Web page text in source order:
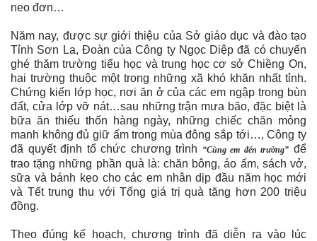
neo đơn…
Năm nay, được sự giới thiệu của Sở giáo dục và đào tạo
Tỉnh Sơn La, Đoàn của Công ty Ngọc Diệp đã có chuyến
ghé thăm trường tiểu học và trung học cơ sở Chiềng On,
hai trường thuộc một trong những xã khó khăn nhất tỉnh.
Chứng kiến lớp học, nơi ăn ở của các em ngập trong bùn
đất, cửa lớp vỡ nát…sau những trận mưa bão, đặc biệt là
bữa ăn thiếu thốn hàng ngày, những chiếc chăn mỏng
manh không đủ giữ ấm trong mùa đông sắp tới…, Công ty
đã quyết định tổ chức chương trình
“Cùng em đến trường” để
trao tặng những phần quà là: chăn bông, áo ấm, sách vở,
sữa và bánh kẹo cho các em nhân dịp đầu năm học mới
và Tết trung thu với Tổng giá trị quà tặng hơn 200 triệu
đồng.
Theo đúng kế hoạch, chương trình đã diễn ra vào lúc